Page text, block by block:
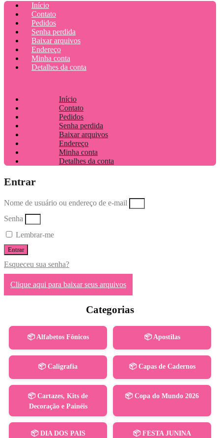
Início
Contato
Pedidos
Senha perdida
Baixar arquivos
Endereço
Minha conta
Detalhes da conta
Início
Contato
Pedidos
Senha perdida
Baixar arquivos
Endereço
Minha conta
Detalhes da conta
Entrar
Nome de usuário ou endereço de e-mail
Senha
Lembrar-me
Entrar
Esqueceu sua senha?
Clique aqui para baixar seus arquivos
Categorias
📦 Alfabetos Fônicos 📦 Apostilas
📦 Caligrafia 📦 Capas de Cadernos
📦 Cartazes, Kits de
Decoração e Painéis
📦 Copa do Mundo 2026
📦 DIA DOS PAIS 📦 FESTA JUNINA